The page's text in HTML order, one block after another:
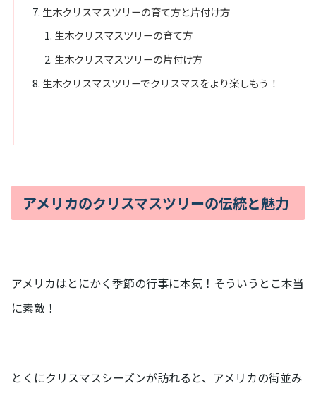
生木クリスマスツリーの育て方と片付け方
生木クリスマスツリーの育て方
生木クリスマスツリーの片付け方
生木クリスマスツリーでクリスマスをより楽しもう！
アメリカのクリスマスツリーの伝統と魅力
アメリカはとにかく季節の行事に本気！そういうとこ本当
に素敵！
とくにクリスマスシーズンが訪れると、アメリカの街並み